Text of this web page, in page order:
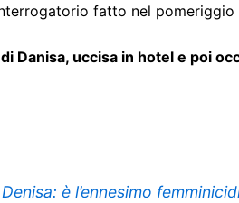
fatto nel
Danisa, uccisa in hotel e poi
è l’ennesimo